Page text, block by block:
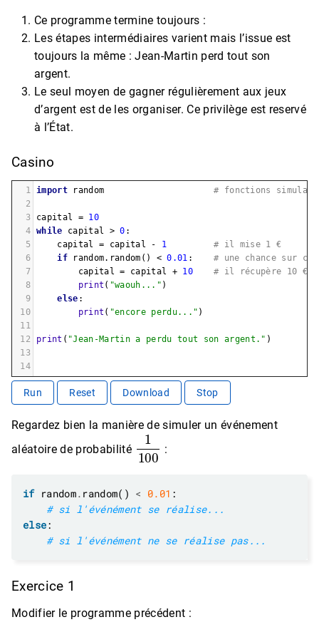
Ce programme termine toujours :
Les étapes intermédiaires varient mais l’issue est
toujours la même : Jean-Martin perd tout son
argent.
Le seul moyen de gagner régulièrement aux jeux
d’argent est de les organiser. Ce privilège est reservé
à l’État.
Casino
1 import random
# fonctions
2
3
capital = 10
4 while capital > 0 :
5
capital = capital - 1
# il mise 1 €
6
if random. random () < 0.01 : # une chance sur
7
capital = capital + 10
# il récupère 10 €
8
print ( "waouh..." )
9
else :
10
print ( "encore perdu..." )
11
12
print ( "Jean-Martin a perdu tout son argent." )
13
14
Run Reset Download Stop
Regardez bien la manière de simuler un événement
aléatoire de probabilité
100
:
if random. random() < 0.01
# si l'événément se réalise...
else
# si l'événément ne se réalise pas...
Exercice 1
Modifier le programme précédent :